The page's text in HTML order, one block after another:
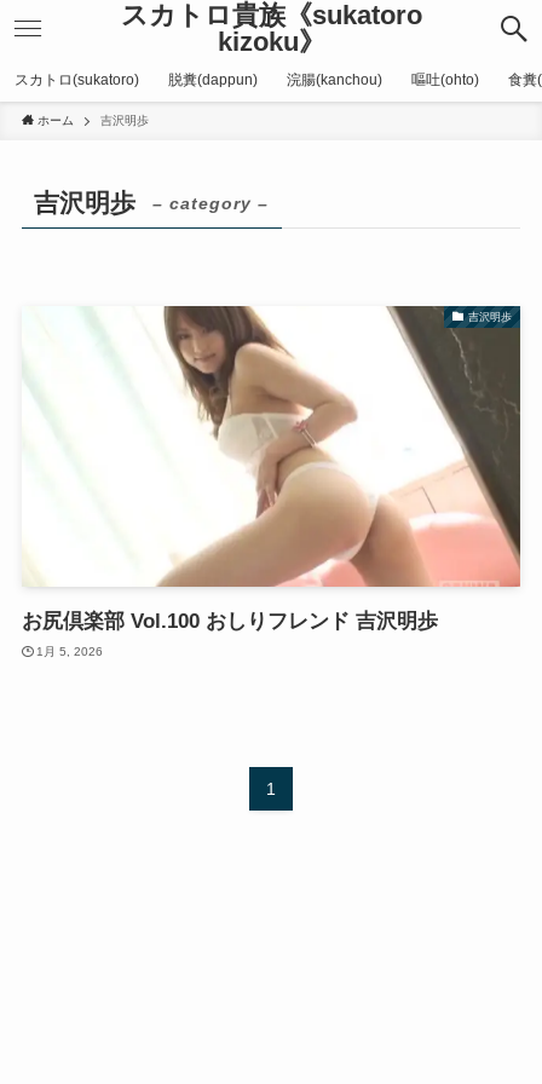
スカトロ貴族《sukatoro
kizoku》
スカトロ(sukatoro) 脱糞(dappun) 浣腸(kanchou) 嘔吐(ohto) 食糞
ホーム 吉沢明歩
吉沢明歩 – category –
吉沢明歩
お尻倶楽部 Vol.100 おしりフレンド 吉沢明歩
1月 5, 2026
1